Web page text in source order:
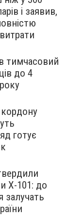
і заявив,
тимчасовий
до 4
готує
Х-101: до
залучать